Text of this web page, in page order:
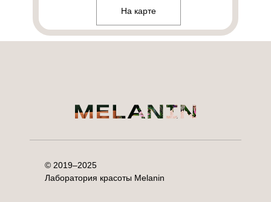
На карте
© 2019–2025
Лаборатория красоты Melanin